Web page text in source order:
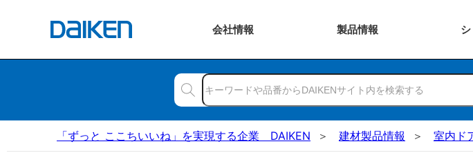
会社情報 製品情報
「ずっと ここちいいね」を実現する企業 DAIKEN 建材製品情報 室内ド